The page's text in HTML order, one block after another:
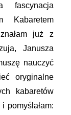
fascynacja
Kabaretem
już z
Janusza
nauczyć
oryginalne
kabaretów
pomyślałam: